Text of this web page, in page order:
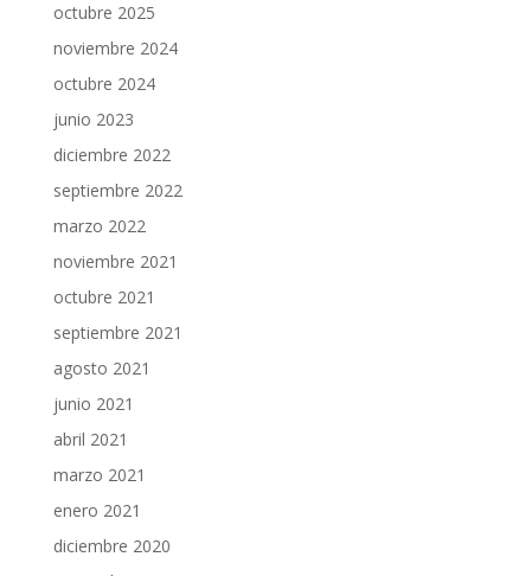
octubre 2025
noviembre 2024
octubre 2024
junio 2023
diciembre 2022
septiembre 2022
marzo 2022
noviembre 2021
octubre 2021
septiembre 2021
agosto 2021
junio 2021
abril 2021
marzo 2021
enero 2021
diciembre 2020